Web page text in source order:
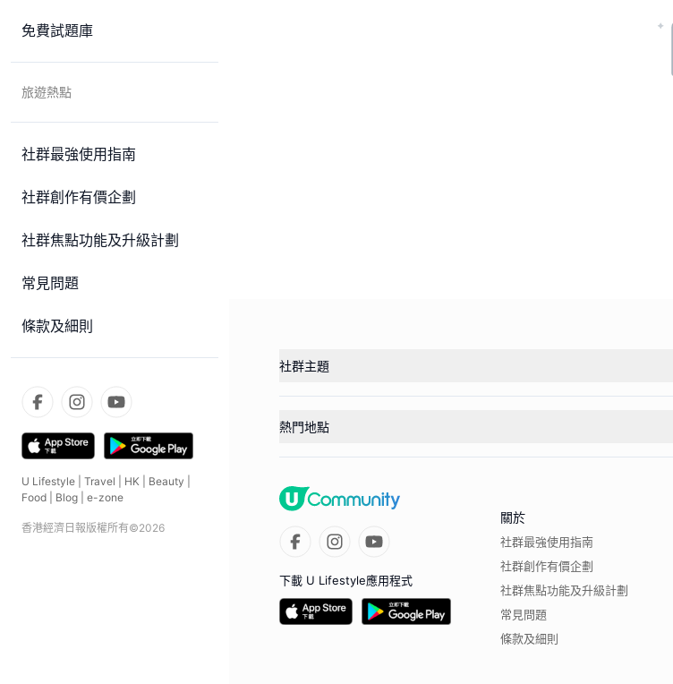
免費試題庫
旅遊熱點
社群最強使用指南
社群創作有價企劃
社群焦點功能及升級計劃
常見問題
條款及細則
U Lifestyle Travel HK Beauty
Food
Blog e-zone
香港經濟日報版權所有©2026
社群主題
熱門地點
下載 U Lifestyle應用程式
關於
社群最強使用指南
社群創作有價企劃
社群焦點功能及升級計劃
常見問題
條款及細則